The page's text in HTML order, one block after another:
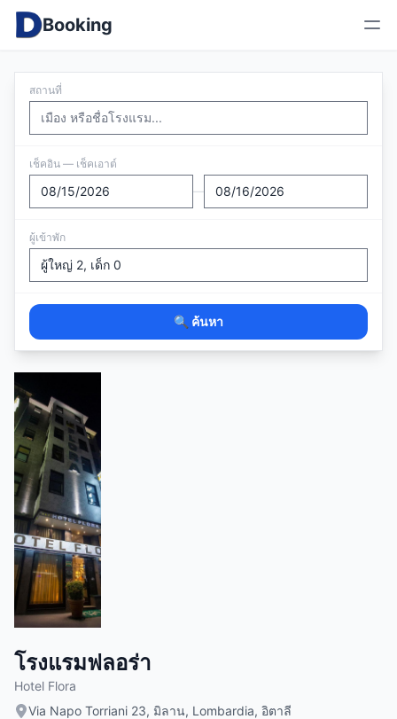
Booking
สถานที่
เช็คอิน — เช็คเอาต์
—
ผู้เข้าพัก
🔍 ค้นหา
โรงแรมฟลอร่า
Hotel Flora
Via Napo Torriani 23, มิลาน, Lombardia, อิตาลี